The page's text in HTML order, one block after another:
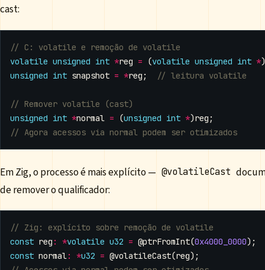
cast:
volatile unsigned int *reg = (volatile unsigned int *)
unsigned int snapshot = *reg ;
unsigned int *normal = (unsigned int *)reg ;
Em Zig, o processo é mais explícito — @volatileCast
de remover o qualificador:
const reg : *volatile u32 = @ptrFromInt(0x4000_0000);
const normal: *u32 = @volatileCast(reg);